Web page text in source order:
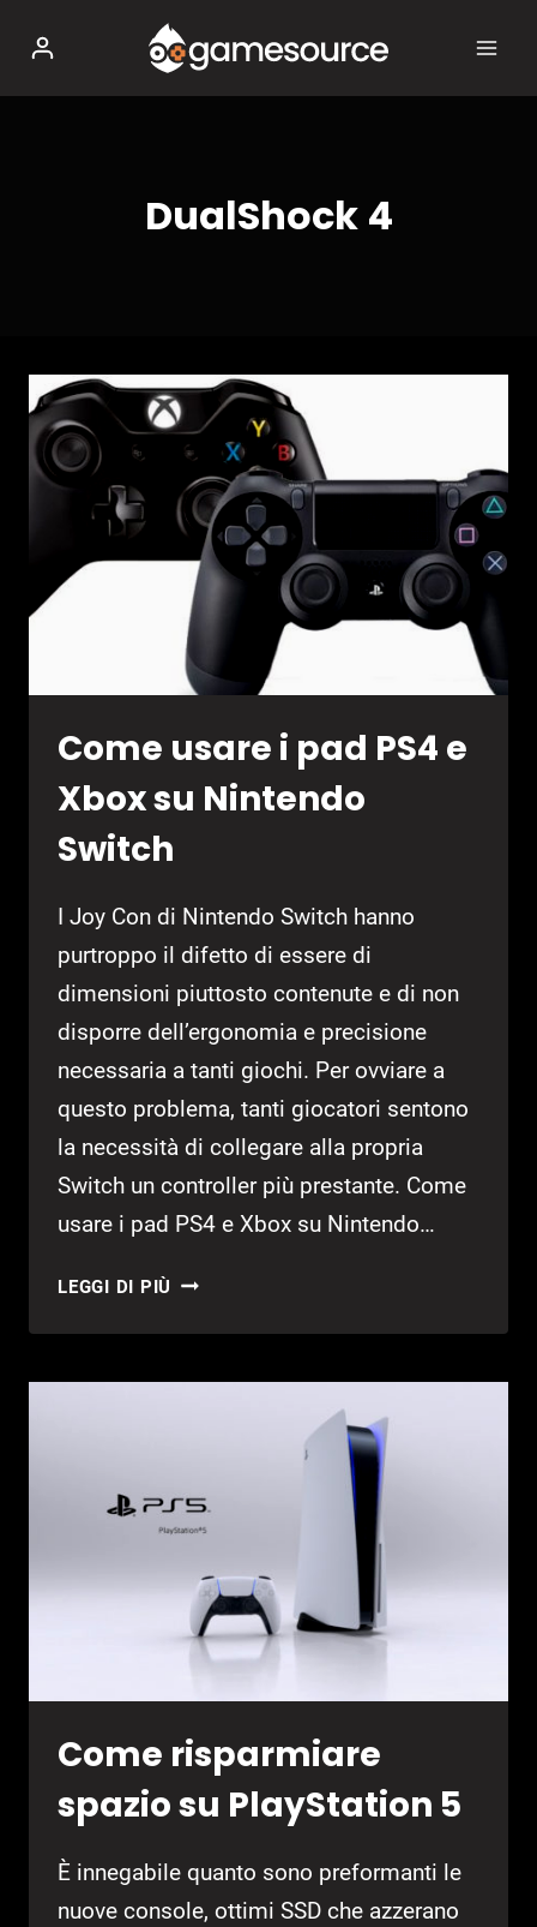
contenuto
DualShock 4
Come usare i pad PS4 e
Xbox su Nintendo
Switch
I Joy Con di Nintendo Switch hanno
purtroppo il difetto di essere di
dimensioni piuttosto contenute e di non
disporre dell’ergonomia e precisione
necessaria a tanti giochi. Per ovviare a
questo problema, tanti giocatori sentono
la necessità di collegare alla propria
Switch un controller più prestante. Come
usare i pad PS4 e Xbox su Nintendo…
LEGGI DI PIÙ COME
I
Come risparmiare
spazio su PlayStation 5
È innegabile quanto sono preformanti le
nuove console, ottimi SSD che azzerano